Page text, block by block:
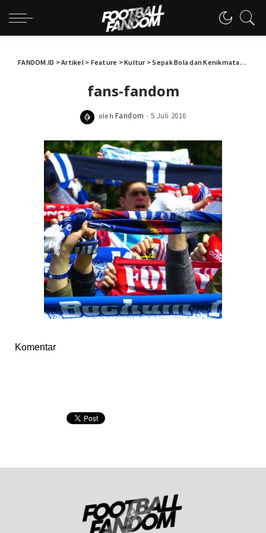
FANDOM.ID >Artikel> Feature >Kultur>Sepak Bola dan Kenikmatan Tentangnya
fans-fandom
Posted
oleh Fandom 5 Juli 2016
Komentar